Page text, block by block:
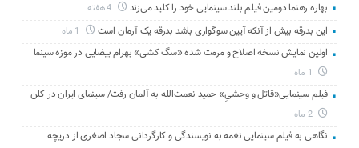
بهاره رهنما دومین فیلم بلند سینمایی خود را کلید می‌زند
این بدرقه بیش از آنکه آیین سوگواری باشد بدرقه یک آرمان است
اولین نمایش نسخه اصلاح و مرمت شده «سگ کشی» بهرام بیضایی در موزه سینما
فیلم سینمایی«قاتل و وحشیِ» حمید نعمت‌الله به آلمان رفت/ سینمای ایران در کلن
2 ماه
نگاهی به فیلم سینمایی نغمه به نویسندگی و کارگردانی سجاد اصغری از دریچه